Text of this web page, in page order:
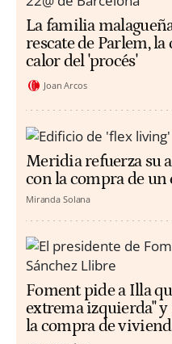
La familia
rescate de Parlem,
calor del 'procés'
Joan Arcos
Meridia refuerza su
con la compra de
Miranda Solana
Foment pide a Illa
extrema izquierda"
la compra de